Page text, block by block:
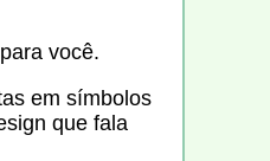
você.
em símbolos
que fala